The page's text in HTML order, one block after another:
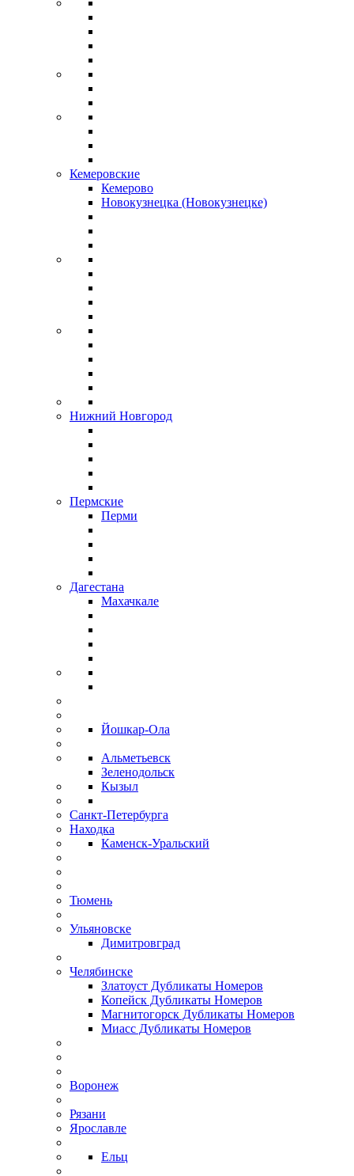
Кемеровские
Кемерово
Новокузнецка (Новокузнецке)
Нижний Новгород
Пермские
Перми
Дагестана
Махачкале
Йошкар-Ола
Альметьевск
Зеленодольск
Кызыл
Санкт-Петербурга
Находка
Каменск-Уральский
Тюмень
Ульяновске
Димитровград
Челябинске
Златоуст Дубликаты Номеров
Копейск Дубликаты Номеров
Магнитогорск Дубликаты Номеров
Миасс Дубликаты Номеров
Воронеж
Рязани
Ярославле
Ельц